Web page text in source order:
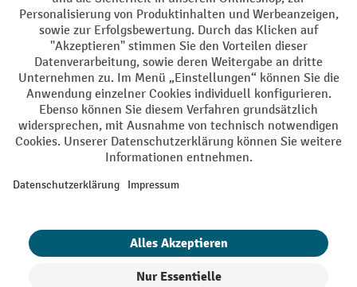
Impressum Datenschutz
Barrierefreiheit Grounding Page Privacy Settings
Alle Preise exkl. gesetzl. Mehrwertsteuer zzgl.Versandkostenund ggf.
Nachnahmegebühren, wenn nicht anders angegeben.
¹ Der Rabatt gilt so lange der Vorrat reicht. Der Rabatt gilt nicht auf
oder Gutscheinen ist nicht möglich. | ² Der Rabatt wird einmalig bei
eingelöst werden. Die Höhe des Rabatts variiert je nach
Produktkategorie und beträgt bis zu 10 % (10 % auf Lager, Umwelt,
Heben | 7% auf Büro). Ausgenommen sind Elektro-Hubwagen,